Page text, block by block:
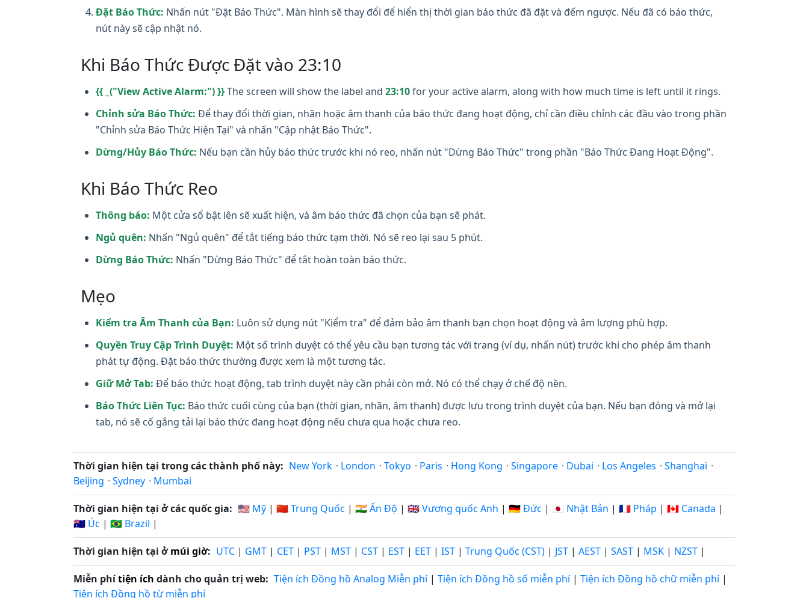
Đặt Báo Thức: Nhấn nút "Đặt Báo Thức". Màn hình sẽ thay đổi để hiển thị thời gian báo thức đã đặt và đếm ngược. Nếu đã có báo thức,
nút này sẽ cập nhật nó.
Khi Báo Thức Được Đặt vào 23:10
{{ _("View Active Alarm:") }}The screen will show the label and 23:10for your active alarm, along with how much time is left until it rings.
Chỉnh sửa Báo Thức: Để thay đổi thời gian, nhãn hoặc âm thanh của báo thức đang hoạt động, chỉ cần điều chỉnh các đầu vào trong phần
"Chỉnh sửa Báo Thức Hiện Tại" và nhấn "Cập nhật Báo Thức".
Dừng/Hủy Báo Thức: Nếu bạn cần hủy báo thức trước khi nó reo, nhấn nút "Dừng Báo Thức" trong phần "Báo Thức Đang Hoạt Động".
Khi Báo Thức Reo
Thông báo: Một cửa sổ bật lên sẽ xuất hiện, và âm báo thức đã chọn của bạn sẽ phát.
Ngủ quên: Nhấn "Ngủ quên" để tắt tiếng báo thức tạm thời. Nó sẽ reo lại sau 5 phút.
Dừng Báo Thức: Nhấn "Dừng Báo Thức" để tắt hoàn toàn báo thức.
Mẹo
Kiểm tra Âm Thanh của Bạn: Luôn sử dụng nút "Kiểm tra" để đảm bảo âm thanh bạn chọn hoạt động và âm lượng phù hợp.
Quyền Truy Cập Trình Duyệt: Một số trình duyệt có thể yêu cầu bạn tương tác với trang (ví dụ, nhấn nút) trước khi cho phép âm thanh
phát tự động. Đặt báo thức thường được xem là một tương tác.
Giữ Mở Tab: Để báo thức hoạt động, tab trình duyệt này cần phải còn mở. Nó có thể chạy ở chế độ nền.
Báo Thức Liên Tục: Báo thức cuối cùng của bạn (thời gian, nhãn, âm thanh) được lưu trong trình duyệt của bạn. Nếu bạn đóng và mở lại
tab, nó sẽ cố gắng tải lại báo thức đang hoạt động nếu chưa qua hoặc chưa reo.
Thời gian hiện tại trong các thành phố này: New York · London · Tokyo · Paris · Hong Kong · Singapore · Dubai · Los Angeles · Shanghai ·
Beijing · Sydney · Mumbai
Thời gian hiện tại ở các quốc gia: 🇺🇸 Mỹ | 🇨🇳 Trung Quốc | 🇮🇳 Ấn Độ | 🇬🇧 Vương quốc Anh | 🇩🇪 Đức | 🇯🇵 Nhật Bản | 🇫🇷 Pháp | 🇨🇦 Canada |
🇦🇺 Úc | 🇧🇷 Brazil |
Thời gian hiện tại ởmúi giờ: UTC | GMT | CET | PST | MST | CST | EST | EET | IST | Trung Quốc (CST) | JST | AEST | SAST | MSK | NZST |
Miễn phítiện ích dành cho quản trị web: Tiện ích Đồng hồ Analog Miễn phí| Tiện ích Đồng hồ số miễn phí| Tiện ích Đồng hồ chữ miễn phí|
Tiện ích Đồng hồ từ miễn phí